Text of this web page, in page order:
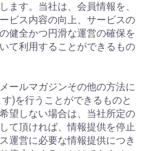
ます。当社は、会員情報を、
ビス内容の向上、サービスの
健全かつ円滑な運営の確保を
て利用することができるもの
ールマガジンその他の方法に
)を行うことができるものと
望しない場合は、当社所定の
て頂ければ、情報提供を停止
運営に必要な情報提供につき